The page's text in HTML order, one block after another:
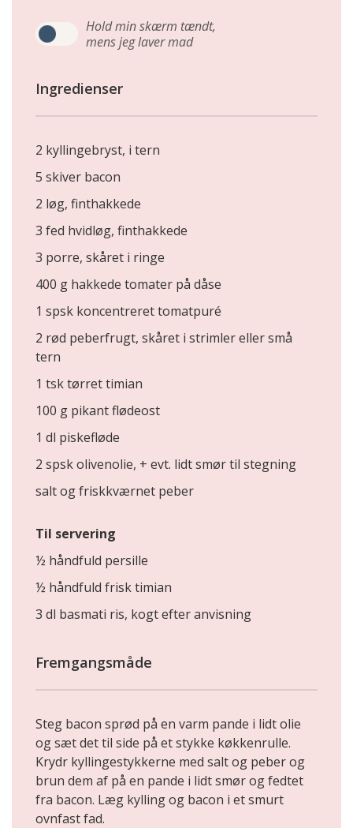
Hold min skærm tændt,
mens jeg laver mad
Ingredienser
2 kyllingebryst, i tern
5 skiver bacon
2 løg, finthakkede
3 fed hvidløg, finthakkede
3 porre, skåret i ringe
400 g hakkede tomater på dåse
1 spsk koncentreret tomatpuré
2 rød peberfrugt, skåret i strimler eller små
tern
1 tsk tørret timian
100 g pikant flødeost
1 dl piskefløde
2 spsk olivenolie, + evt. lidt smør til stegning
salt og friskkværnet peber
Til servering
½ håndfuld persille
½ håndfuld frisk timian
3 dl basmati ris, kogt efter anvisning
Fremgangsmåde
Steg bacon sprød på en varm pande i lidt olie
og sæt det til side på et stykke køkkenrulle.
Krydr kyllingestykkerne med salt og peber og
brun dem af på en pande i lidt smør og fedtet
fra bacon. Læg kylling og bacon i et smurt
ovnfast fad.